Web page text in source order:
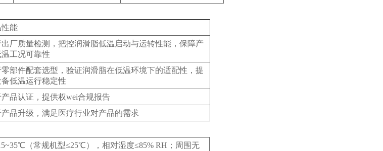
性能
出厂质量检测，把控润滑脂低温启动与运转性能，保障产
工况可靠性
零部件配套选型，验证润滑脂在低温环境下的适配性，提
备低温运行稳定性
产品认证，提供权wei合规报告
产品升级，满足医疗行业对产品的需求
（常规机型≤25℃），相对湿度≤85% RH；周围无